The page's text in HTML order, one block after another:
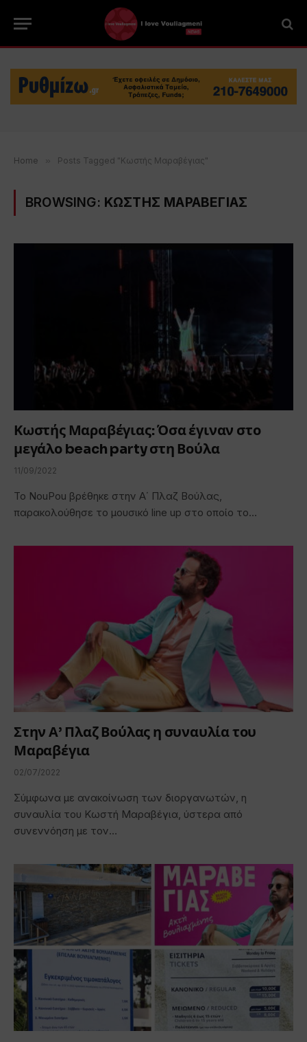
Home » Posts Tagged "Κωστής Μαραβέγιας"
BROWSING: ΚΩΣΤΗΣ ΜΑΡΑΒΕΓΙΑΣ
Κωστής Μαραβέγιας: Όσα έγιναν στο
μεγάλο beach party στη Βούλα
11/09/2022
Το NouPou βρέθηκε στην Α΄ Πλαζ Βούλας,
παρακολούθησε το μουσικό line up στο οποίο το…
Στην Α’ Πλαζ Βούλας η συναυλία του
Μαραβέγια
02/07/2022
Σύμφωνα με ανακοίνωση των διοργανωτών, η
συναυλία του Κωστή Μαραβέγια, ύστερα από
συνεννόηση με τον…